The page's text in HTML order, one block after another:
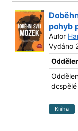
pohyb
Autor
Vydáno
dospělé
Kniha